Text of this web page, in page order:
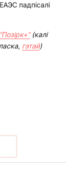
падпісалі
“Позірк+”(калі
гэтай)